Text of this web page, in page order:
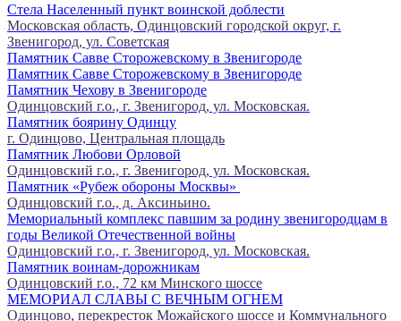
Стела Населенный пункт воинской доблести
Московская область, Одинцовский городской округ, г.
Звенигород, ул. Советская
Памятник Савве Сторожевскому в Звенигороде
Памятник Савве Сторожевскому в Звенигороде
Памятник Чехову в Звенигороде
Одинцовский г.о., г. Звенигород, ул. Московская.
Памятник боярину Одинцу
г. Одинцово, Центральная площадь
Памятник Любови Орловой
Одинцовский г.о., г. Звенигород, ул. Московская.
Памятник «Рубеж обороны Москвы»
Одинцовский г.о., д. Аксиньино.
Мемориальный комплекс павшим за родину звенигородцам в
годы Великой Отечественной войны
Одинцовский г.о., г. Звенигород, ул. Московская.
Памятник воинам-дорожникам
Одинцовский г.о., 72 км Минского шоссе
МЕМОРИАЛ СЛАВЫ С ВЕЧНЫМ ОГНЕМ
Одинцово, перекресток Можайского шоссе и Коммунального